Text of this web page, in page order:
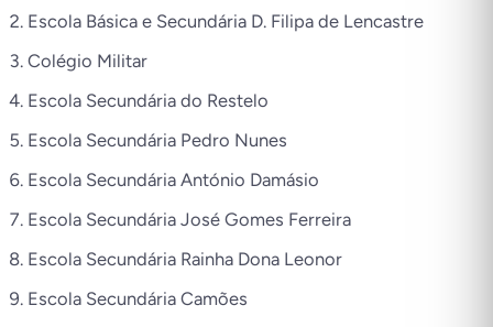
Escola Básica e Secundária D. Filipa de Lencastre
Colégio Militar
Escola Secundária do Restelo
Escola Secundária Pedro Nunes
Escola Secundária António Damásio
Escola Secundária José Gomes Ferreira
Escola Secundária Rainha Dona Leonor
Escola Secundária Camões